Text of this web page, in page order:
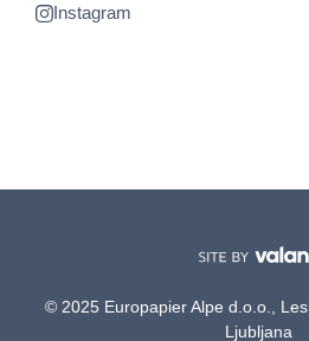
Instagram
© 2025 Europapier Alpe d.o.o.,
Ljubljana